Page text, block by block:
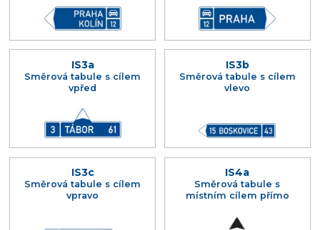
IS3a
Směrová tabule s cílem
vpřed
IS3b
Směrová tabule s cílem
vlevo
IS3c
Směrová tabule s cílem
vpravo
IS4a
Směrová tabule s
místním cílem přímo